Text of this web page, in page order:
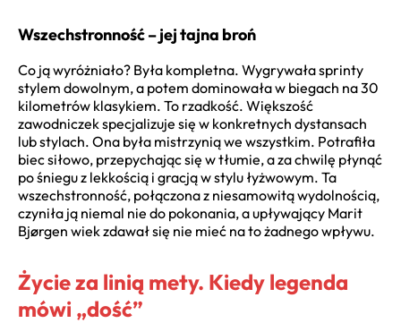
Wszechstronność – jej tajna broń
Co ją wyróżniało? Była kompletna. Wygrywała sprinty
stylem dowolnym, a potem dominowała w biegach na 30
kilometrów klasykiem. To rzadkość. Większość
zawodniczek specjalizuje się w konkretnych dystansach
lub stylach. Ona była mistrzynią we wszystkim. Potrafiła
biec siłowo, przepychając się w tłumie, a za chwilę płynąć
po śniegu z lekkością i gracją w stylu łyżwowym. Ta
wszechstronność, połączona z niesamowitą wydolnością,
czyniła ją niemal nie do pokonania, a upływający Marit
Bjørgen wiek zdawał się nie mieć na to żadnego wpływu.
Życie za linią mety. Kiedy legenda
mówi „dość”